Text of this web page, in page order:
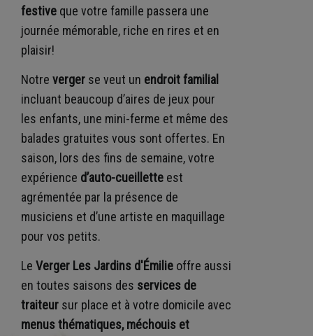
festive que votre famille passera une
journée mémorable, riche en rires et en
plaisir!
Notre verger se veut un endroit familial
incluant beaucoup d’aires de jeux pour
les enfants, une mini-ferme et même des
balades gratuites vous sont offertes. En
saison, lors des fins de semaine, votre
expérience d’auto-cueillette est
agrémentée par la présence de
musiciens et d’une artiste en maquillage
pour vos petits.
Le Verger Les Jardins d'Émilie offre aussi
en toutes saisons des services de
traiteur sur place et à votre domicile avec
menus thématiques, méchouis et